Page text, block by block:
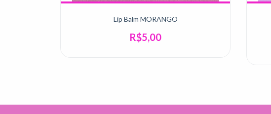
Lip Balm MORANGO
R$5,00